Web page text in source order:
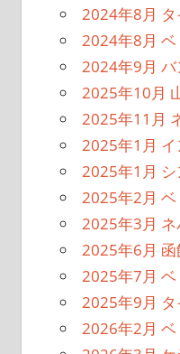
2024年8月 タ
2024年8月 ベ
2024年9月 バ
2025年10月
2025年11月
2025年1月
2025年1月
2025年2月
2025年3月 ネ
2025年6月 函
2025年7月
2025年9月
2026年2月 ベ